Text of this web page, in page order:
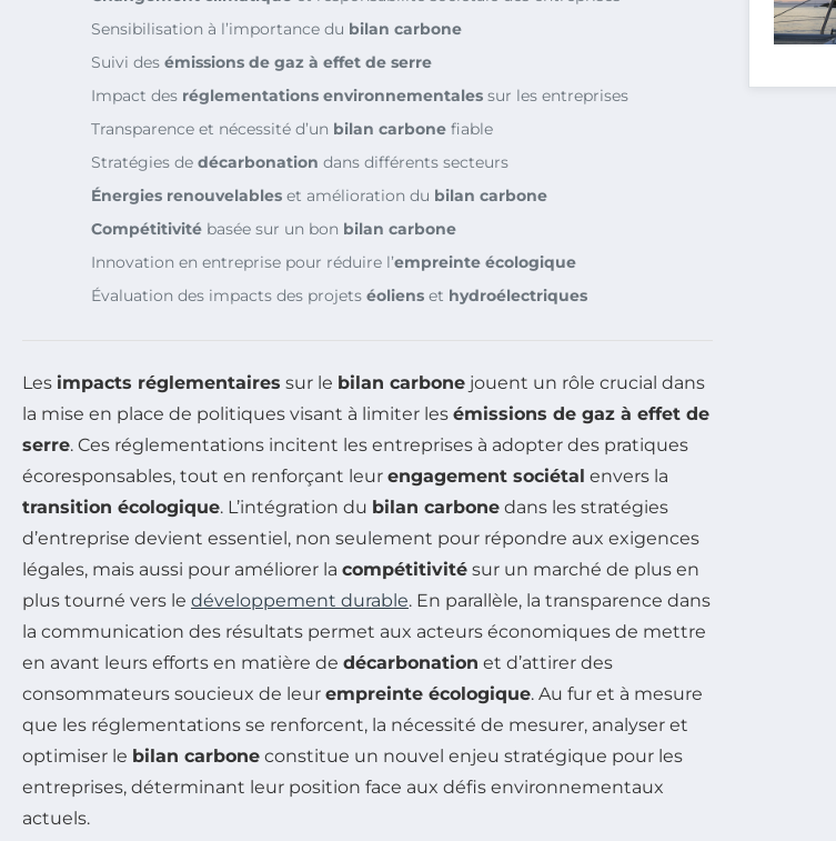
Sensibilisation à l’importance du bilan carbone
Suivi des émissions de gaz à effet de serre
Impact des réglementations environnementales sur les entreprises
Transparence et nécessité d’un bilan carbone fiable
Stratégies de décarbonation dans différents secteurs
Énergies renouvelables et amélioration du bilan carbone
Compétitivité basée sur un bon bilan carbone
Innovation en entreprise pour réduire l’empreinte écologique
Évaluation des impacts des projets éoliens et hydroélectriques
Les impacts réglementaires sur le bilan carbone jouent un rôle crucial dans
la mise en place de politiques visant à limiter les émissions de gaz à effet de
serre. Ces réglementations incitent les entreprises à adopter des pratiques
écoresponsables, tout en renforçant leur engagement sociétal envers la
transition écologique. L’intégration du bilan carbone dans les stratégies
d’entreprise devient essentiel, non seulement pour répondre aux exigences
légales, mais aussi pour améliorer la compétitivité sur un marché de plus en
plus tourné vers le développement durable. En parallèle, la transparence dans
la communication des résultats permet aux acteurs économiques de mettre
en avant leurs efforts en matière de décarbonation et d’attirer des
consommateurs soucieux de leur empreinte écologique. Au fur et à mesure
que les réglementations se renforcent, la nécessité de mesurer, analyser et
optimiser le bilan carbone constitue un nouvel enjeu stratégique pour les
entreprises, déterminant leur position face aux défis environnementaux
actuels.